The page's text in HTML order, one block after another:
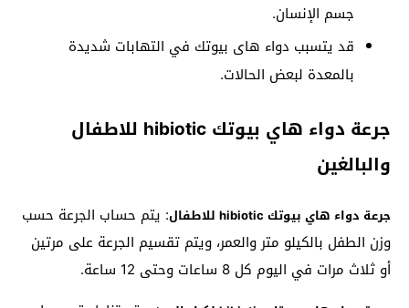
جسم الإنسان.
قد يتسبب دواء هاى بيوتك في التهابات شديدة
بالمعدة لبعض الحالات.
جرعة دواء هاي بيوتك hibiotic للاطفال
والبالغين
جرعة دواء هاي بيوتك hibiotic للاطفال
: يتم حساب الجرعة حسب
وزن الطفل بالكيلو متر والعمر، ويتم تقسيم الجرعة على مرتين
أو ثلاث مرات في اليوم كل 8 ساعات وحتى 12 ساعة.